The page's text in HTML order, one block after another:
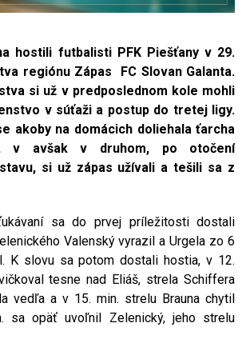
hostili futbalisti PFK Piešťany v 29.
regiónu Zápas FC Slovan Galanta.
si už v predposlednom kole mohli
v súťaži a postup do tretej ligy.
akoby na domácich doliehala ťarcha
v avšak v druhom, po otočení
si už zápas užívali a tešili sa z
sa do prvej príležitosti dostali
Valenský vyrazil a Urgela zo 6
K slovu sa potom dostali hostia, v 12.
tesne nad Eliáš, strela Schiffera
vedľa a v 15. min. strelu Brauna chytil
sa opäť uvoľnil Zelenický, jeho strelu